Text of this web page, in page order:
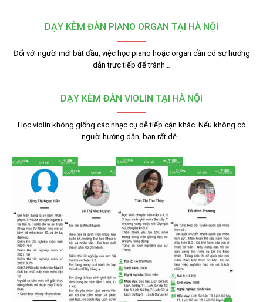
DẠY KÈM ĐÀN PIANO ORGAN TẠI HÀ NỘI
Đối với người mới bắt đầu, việc học piano hoặc organ cần có sự hướng
dẫn trực tiếp để tránh…
DẠY KÈM ĐÀN VIOLIN TẠI HÀ NỘI
Học violin không giống các nhạc cụ dễ tiếp cận khác. Nếu không có
người hướng dẫn, bạn rất dễ…